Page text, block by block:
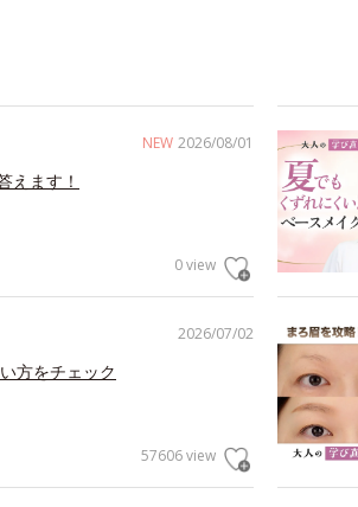
NEW 2026/08/01
えます！
0 view
2026/07/02
方をチェック
57606 view